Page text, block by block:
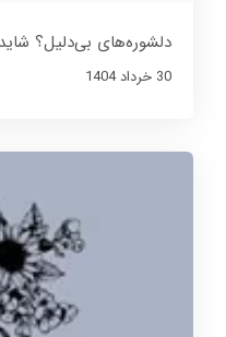
دلشوره‌های بی‌دلیل؟
30 خرداد 1404